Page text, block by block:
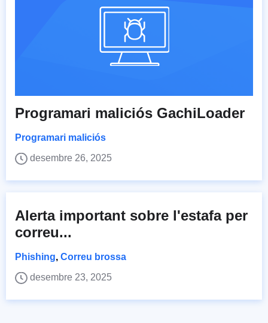
Programari maliciós GachiLoader
Programari maliciós
desembre 26, 2025
Alerta important sobre l'estafa per
correu...
Phishing, Correu brossa
desembre 23, 2025